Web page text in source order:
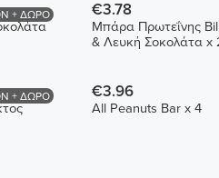
+ ΔΩΡΟ €3.78
Μπάρα Πρωτεΐνης
& Λευκή Σοκολάτα x
+ ΔΩΡΟ €3.96
All Peanuts Bar x 4